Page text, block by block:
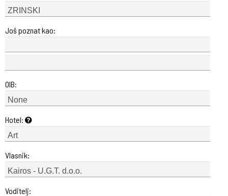
Još poznat kao:
OIB:
Hotel:
Vlasnik:
Voditelj: